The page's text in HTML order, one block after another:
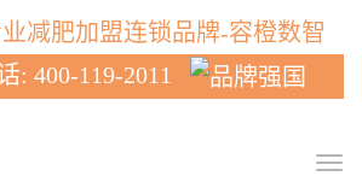
减肥加盟连锁品牌-容橙数智
: 400-119-2011
T